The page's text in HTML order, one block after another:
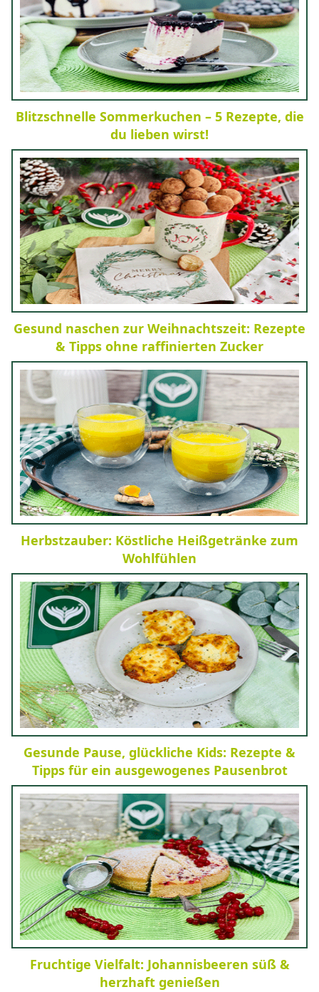
Blitzschnelle Sommerkuchen – 5 Rezepte, die
du lieben wirst!
Gesund naschen zur Weihnachtszeit: Rezepte
& Tipps ohne raffinierten Zucker
Herbstzauber: Köstliche Heißgetränke zum
Wohlfühlen
Gesunde Pause, glückliche Kids: Rezepte &
Tipps für ein ausgewogenes Pausenbrot
Fruchtige Vielfalt: Johannisbeeren süß &
herzhaft genießen